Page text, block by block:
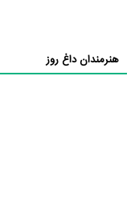
هنرمندان داغ روز